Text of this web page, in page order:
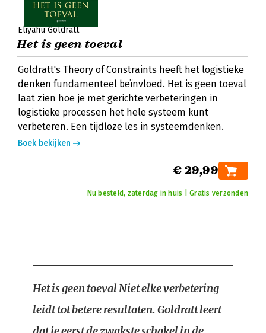
Eliyahu Goldratt
Het is geen toeval
Goldratt's Theory of Constraints heeft het logistieke
denken fundamenteel beïnvloed. Het is geen toeval
laat zien hoe je met gerichte verbeteringen in
logistieke processen het hele systeem kunt
verbeteren. Een tijdloze les in systeemdenken.
Boek bekijken
€ 29,99
Nu besteld, zaterdag in huis | Gratis verzonden
Het is geen toevalNiet elke verbetering
leidt tot betere resultaten. Goldratt leert